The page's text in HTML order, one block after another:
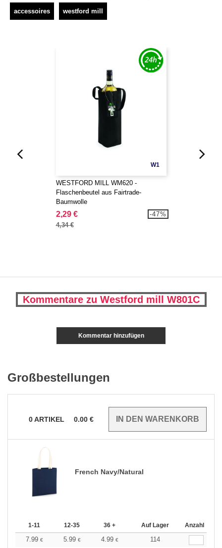
accessoires westford mill
W1
WESTFORD MILL WM620 -
Flaschenbeutel aus Fairtrade-
Baumwolle
2,29 €
4,34 €
-47%
Kommentare zu Westford mill W801C
Kommentar hinzufügen
Großbestellungen
0ARTIKEL 0.00 €
French Navy/Natural
1-11 12-35 36 + Auf Lager Anzahl
7.99 € 5.99 € 4.99 € 114